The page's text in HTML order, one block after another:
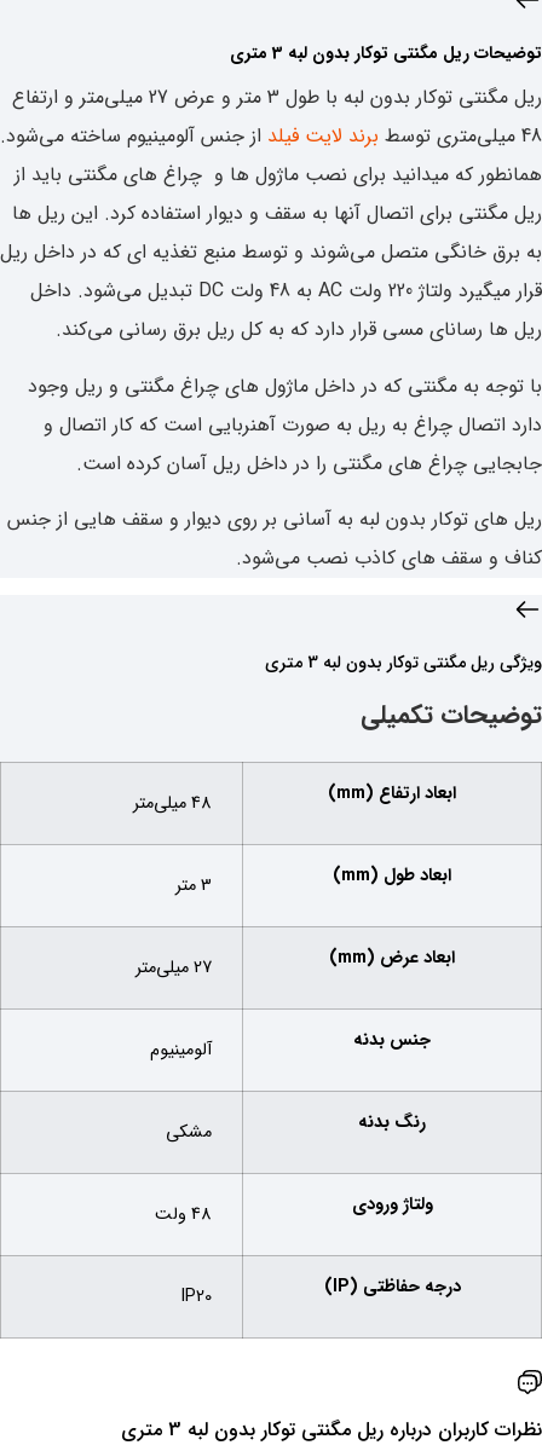
توضیحات ‌ریل مگنتی توکار بدون لبه 3 متری
ریل مگنتی توکار بدون لبه با طول 3 متر و عرض 27 میلی‌متر و ارتفاع
48 میلی‌متری توسط
برند لایت فیلد از جنس آلومینیوم ساخته می‌شود.
همانطور که میدانید برای نصب ماژول ها و چراغ های مگنتی باید از
ریل مگنتی برای اتصال آنها به سقف و دیوار استفاده کرد. این ریل ها
به برق خانگی متصل می‌شوند و توسط منبع تغذیه ای که در داخل ریل
قرار میگیرد ولتاژ 220 ولت AC به 48 ولت DC تبدیل می‌شود. داخل
ریل ها رسانای مسی قرار دارد که به کل ریل برق رسانی می‌کند.
با توجه به مگنتی که در داخل ماژول های چراغ مگنتی و ریل وجود
دارد اتصال چراغ به ریل به صورت آهنربایی است که کار اتصال و
جابجایی چراغ های مگنتی را در داخل ریل آسان کرده است.
ریل های توکار بدون لبه به آسانی بر روی دیوار و سقف هایی از جنس
کناف و سقف های کاذب نصب می‌شود.
ویژگی‌ ریل مگنتی توکار بدون لبه 3 متری
توضیحات تکمیلی
ابعاد ارتفاع (mm) 48 میلی‌متر
ابعاد طول (mm) 3 متر
ابعاد عرض (mm) 27 میلی‌متر
جنس بدنه آلومینیوم
رنگ بدنه مشکی
ولتاژ ورودی 48 ولت
درجه حفاظتی (IP) IP20
نظرات کاربران درباره ‌ریل مگنتی توکار بدون لبه 3 متری